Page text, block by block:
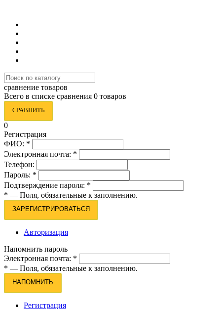
сравнение товаров
Всего в списке сравнения 0 товаров
СРАВНИТЬ
0
Регистрация
ФИО: *
Электронная почта: *
Телефон:
Пароль: *
Подтверждение пароля: *
* — Поля, обязательные к заполнению.
ЗАРЕГИСТРИРОВАТЬСЯ
Авторизация
Напомнить пароль
Электронная почта: *
* — Поля, обязательные к заполнению.
НАПОМНИТЬ
Регистрация